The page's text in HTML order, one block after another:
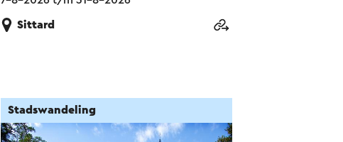
Sittard
Stadswandeling